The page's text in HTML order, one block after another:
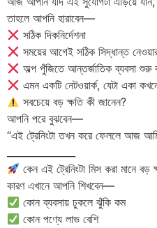
তাহলে আপনি হারাবেন—
সঠিক দিকনির্দেশনা
সময়ের আগেই সঠিক সিদ্ধান্ত
অল্প পুঁজিতে আন্তর্জাতিক ব্যবসা শুরু
এমন একটি নেটওয়ার্ক, যেটা একা
সবচেয়ে বড় ক্ষতি কী জানেন?
আপনি পরে বুঝবেন—
“এই ট্রেনিংটা তখন করে ফেললে আজ
কেন এই ট্রেনিংটা মিস করা মানে বড়
কারণ এখানে আপনি শিখবেন—
কোন ব্যবসায় ঢুকলে ঝুঁকি কম
কোন পণ্যে লাভ বেশি